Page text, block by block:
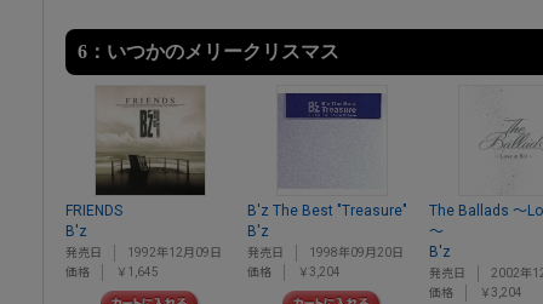
6：いつかのメリークリスマス
FRIENDS
B'z
発売日
1992年12月09日
価格
￥1,645
B'z The Best "Treasure"
B'z
発売日
1998年09月20日
価格
￥3,204
The Ballads ～
～
B'z
発売日
2002年
価格
￥3,204